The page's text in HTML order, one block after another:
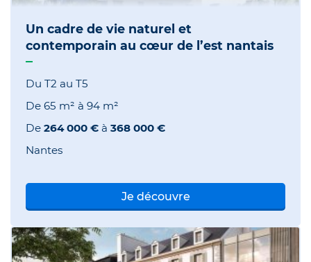
Un cadre de vie naturel et
contemporain au cœur de l’est nantais
Du T2 au T5
De 65 m² à 94 m²
De 264 000 € à 368 000 €
Nantes
Je découvre